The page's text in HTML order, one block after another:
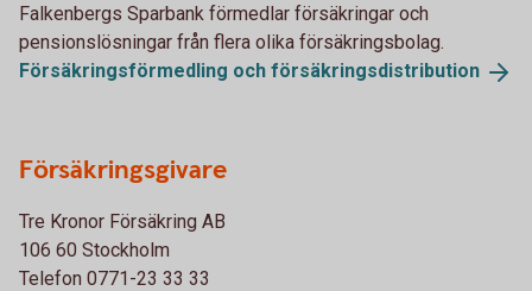
Falkenbergs Sparbank förmedlar försäkringar och
pensionslösningar från flera olika försäkringsbolag.
Försäkringsförmedling och försäkringsdistribution
Försäkringsgivare
Tre Kronor Försäkring AB
106 60 Stockholm
Telefon 0771-23 33 33